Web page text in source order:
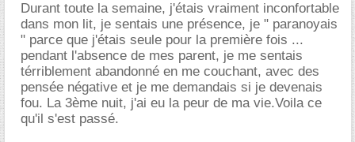
Durant toute la semaine, j'étais vraiment inconfortable
dans mon lit, je sentais une présence, je " paranoyais
" parce que j'étais seule pour la première fois ...
pendant l'absence de mes parent, je me sentais
térriblement abandonné en me couchant, avec des
pensée négative et je me demandais si je devenais
fou. La 3ème nuit, j'ai eu la peur de ma vie.Voila ce
qu'il s'est passé.